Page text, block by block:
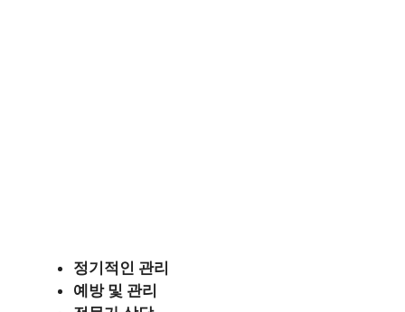
정기적인 관리
예방 및 관리